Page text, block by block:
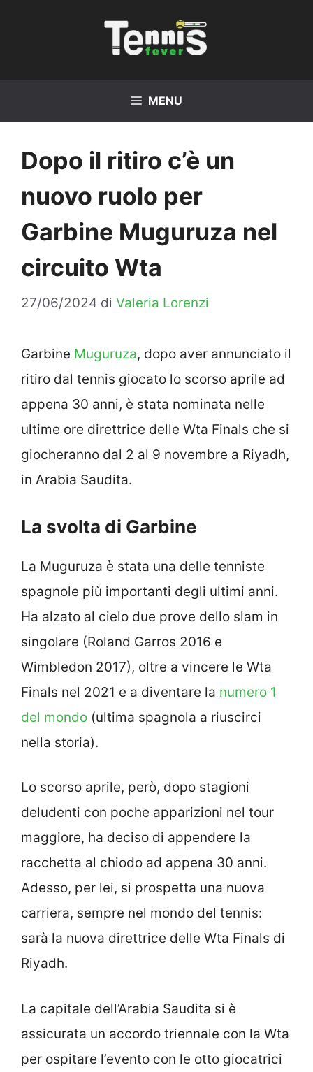
MENU
Dopo il ritiro c’è un
nuovo ruolo per
Garbine Muguruza nel
circuito Wta
27/06/2024 di Valeria Lorenzi
Garbine Muguruza, dopo aver annunciato il
ritiro dal tennis giocato lo scorso aprile ad
appena 30 anni, è stata nominata nelle
ultime ore direttrice delle Wta Finals che si
giocheranno dal 2 al 9 novembre a Riyadh,
in Arabia Saudita.
La svolta di Garbine
La Muguruza è stata una delle tenniste
spagnole più importanti degli ultimi anni.
Ha alzato al cielo due prove dello slam in
singolare (Roland Garros 2016 e
Wimbledon 2017), oltre a vincere le Wta
Finals nel 2021 e a diventare la numero 1
del mondo (ultima spagnola a riuscirci
nella storia).
Lo scorso aprile, però, dopo stagioni
deludenti con poche apparizioni nel tour
maggiore, ha deciso di appendere la
racchetta al chiodo ad appena 30 anni.
Adesso, per lei, si prospetta una nuova
carriera, sempre nel mondo del tennis:
sarà la nuova direttrice delle Wta Finals di
Riyadh.
La capitale dell’Arabia Saudita si è
assicurata un accordo triennale con la Wta
per ospitare l’evento con le otto giocatrici